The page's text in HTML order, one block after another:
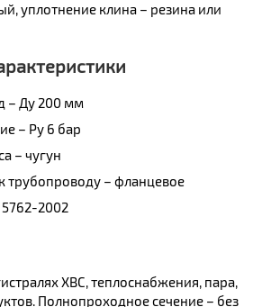
уплотнение клина – резина или
– Ду 200 мм
– Ру 6 бар
– чугун
трубопроводу – фланцевое
2002
ХВС, теплоснабжения, пара,
Полнопроходное сечение – без